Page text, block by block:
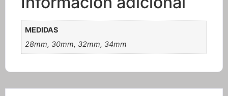
MEDIDAS
28mm, 30mm, 32mm, 34mm